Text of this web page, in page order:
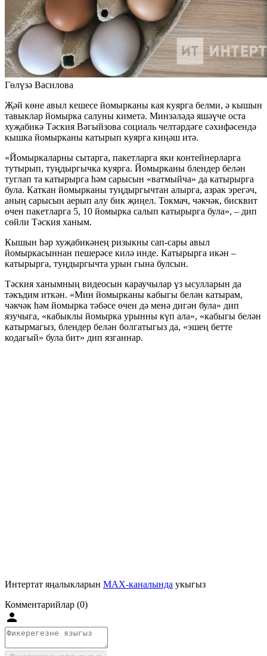
Гөлүзә Василова
Җәй көне авыл кешесе йомырканы кая куярга белми, ә кышын
тавыклар йомырка салуны киметә. Минзәләдә яшәүче оста
хуҗабикә Тәския Вәгыйзова социаль челтәрдәге сәхифәсендә
кышка йомырканы катырып куярга киңәш итә.
«Йомыркаларны сытарга, пакетларга яки контейнерларга
тутырып, туңдыргычка куярга. Йомырканы блендер белән
туглап та катырырга һәм сарысын «ватмыйча» да катырырга
була. Каткан йомырканы туңдыргычтан алырга, азрак эрегәч,
аның сарысын аерып алу бик җиңел. Токмач, чәкчәк, бисквит
өчен пакетларга 5, 10 йомырка салып катырырга була», – дип
сөйли Тәския ханым.
Кышын һәр хуҗабикәнең ризыкны сап-сары авыл
йомыркасыннан пешерәсе килә инде. Катырырга икән –
катырырга, туңдыргычта урын гына булсын.
Тәския ханымның видеосын караучылар үз ысулларын да
тәкъдим иткән. «Мин йомырканы кабыгы белән катырам,
чәкчәк һәм йомырка тәбәсе өчен дә менә дигән була» дип
язучыга, «кабыклы йомырка урынны күп ала», «кабыгы белән
катырмагыз, блендер белән болгатыгыз да, «эшең бетте
кодагый» була бит» дип язганнар.
Интертат яңалыкларын MAX-каналында укыгыз
Комментарийлар (0)